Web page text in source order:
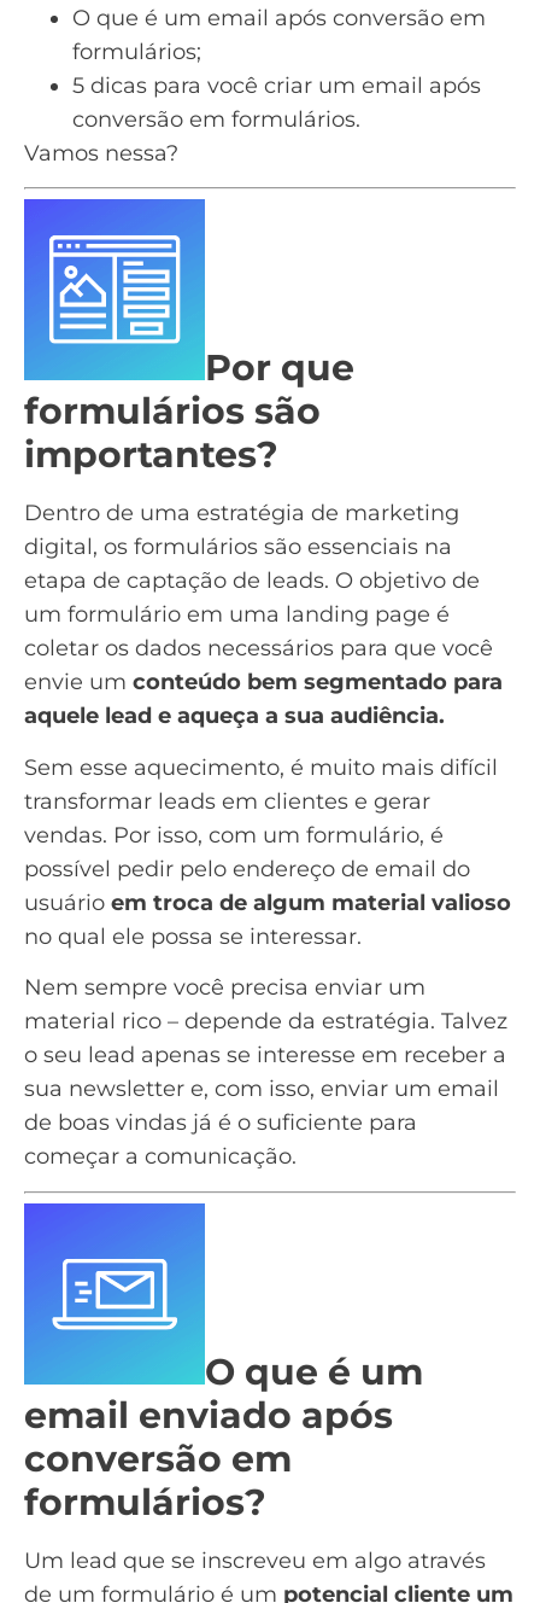
O que é um email após conversão em
formulários;
5 dicas para você criar um email após
conversão em formulários.
Vamos nessa?
Por que
formulários são
importantes?
Dentro de uma estratégia de marketing
digital, os formulários são essenciais na
etapa de captação de leads. O objetivo de
um formulário em uma landing page é
coletar os dados necessários para que você
envie um conteúdo bem segmentado para
aquele lead e aqueça a sua audiência.
Sem esse aquecimento, é muito mais difícil
transformar leads em clientes e gerar
vendas. Por isso, com um formulário, é
possível pedir pelo endereço de email do
usuário em troca de algum material valioso
no qual ele possa se interessar.
Nem sempre você precisa enviar um
material rico – depende da estratégia. Talvez
o seu lead apenas se interesse em receber a
sua newsletter e, com isso, enviar um email
de boas vindas já é o suficiente para
começar a comunicação.
O que é um
email enviado após
conversão em
formulários?
Um lead que se inscreveu em algo através
de um formulário é um potencial cliente um